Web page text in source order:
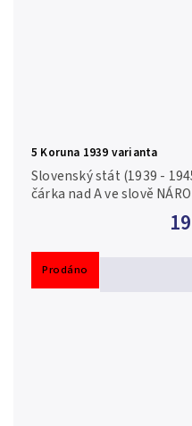
5 Koruna 1939 varianta
Slovenský stát (1939 -
čárka nad A ve slově
Prodáno